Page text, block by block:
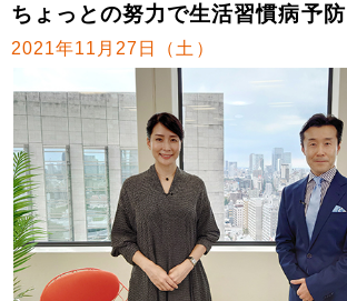
ちょっとの努力で生活習慣病予防
2021年11月27日（土）